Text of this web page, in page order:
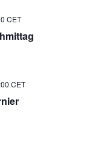
CET
CET